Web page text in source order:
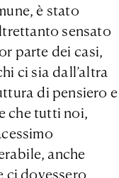
è stato
sensato
parte dei casi,
ci sia dall’altra
di pensiero e
che tutti noi,
anche
ci dovessero